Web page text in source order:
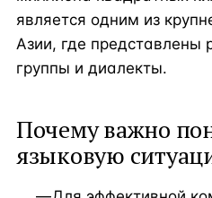
является одним из
Азии, где представлены
группы и диалекты.
Почему важно
языковую